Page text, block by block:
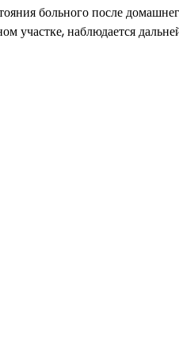
больного после
участке, наблюдается